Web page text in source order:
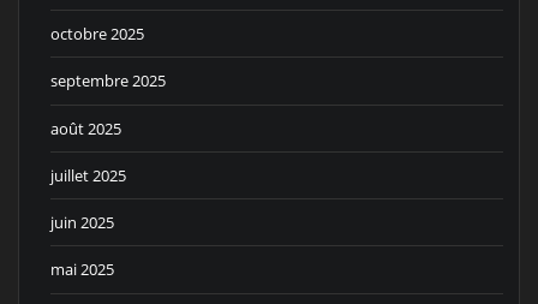
octobre 2025
septembre 2025
août 2025
juillet 2025
juin 2025
mai 2025